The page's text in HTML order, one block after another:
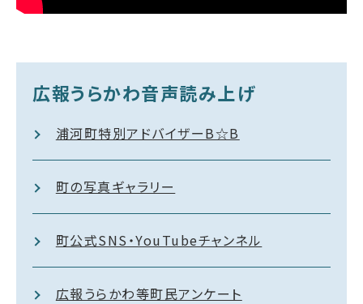
広報うらかわ音声読み上げ
浦河町特別アドバイザーB☆B
町の写真ギャラリー
町公式SNS・YouTubeチャンネル
広報うらかわ等町民アンケート